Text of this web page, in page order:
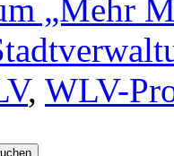
„Mehr
, WLV-